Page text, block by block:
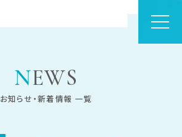
NEWS
お知らせ・新着情報 一覧